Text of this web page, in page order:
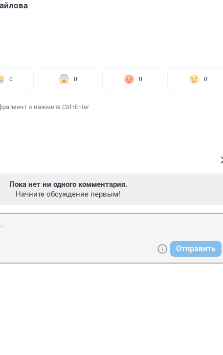
0 0 0 0
и нажмите Ctrl+Enter
Пока нет ни одного комментария.
Начните обсуждение первым!
Отправить